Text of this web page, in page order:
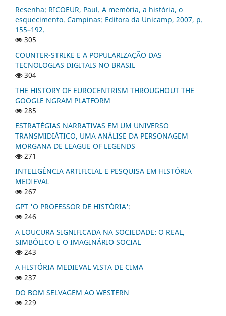
Resenha: RICOEUR, Paul. A memória, a história, o
esquecimento. Campinas: Editora da Unicamp, 2007, p.
155–192.
305
COUNTER-STRIKE E A POPULARIZAÇÃO DAS
TECNOLOGIAS DIGITAIS NO BRASIL
304
THE HISTORY OF EUROCENTRISM THROUGHOUT THE
GOOGLE NGRAM PLATFORM
285
ESTRATÉGIAS NARRATIVAS EM UM UNIVERSO
TRANSMIDIÁTICO, UMA ANÁLISE DA PERSONAGEM
MORGANA DE LEAGUE OF LEGENDS
271
INTELIGÊNCIA ARTIFICIAL E PESQUISA EM HISTÓRIA
MEDIEVAL
267
GPT 'O PROFESSOR DE HISTÓRIA':
246
A LOUCURA SIGNIFICADA NA SOCIEDADE: O REAL,
SIMBÓLICO E O IMAGINÁRIO SOCIAL
243
A HISTÓRIA MEDIEVAL VISTA DE CIMA
237
DO BOM SELVAGEM AO WESTERN
229